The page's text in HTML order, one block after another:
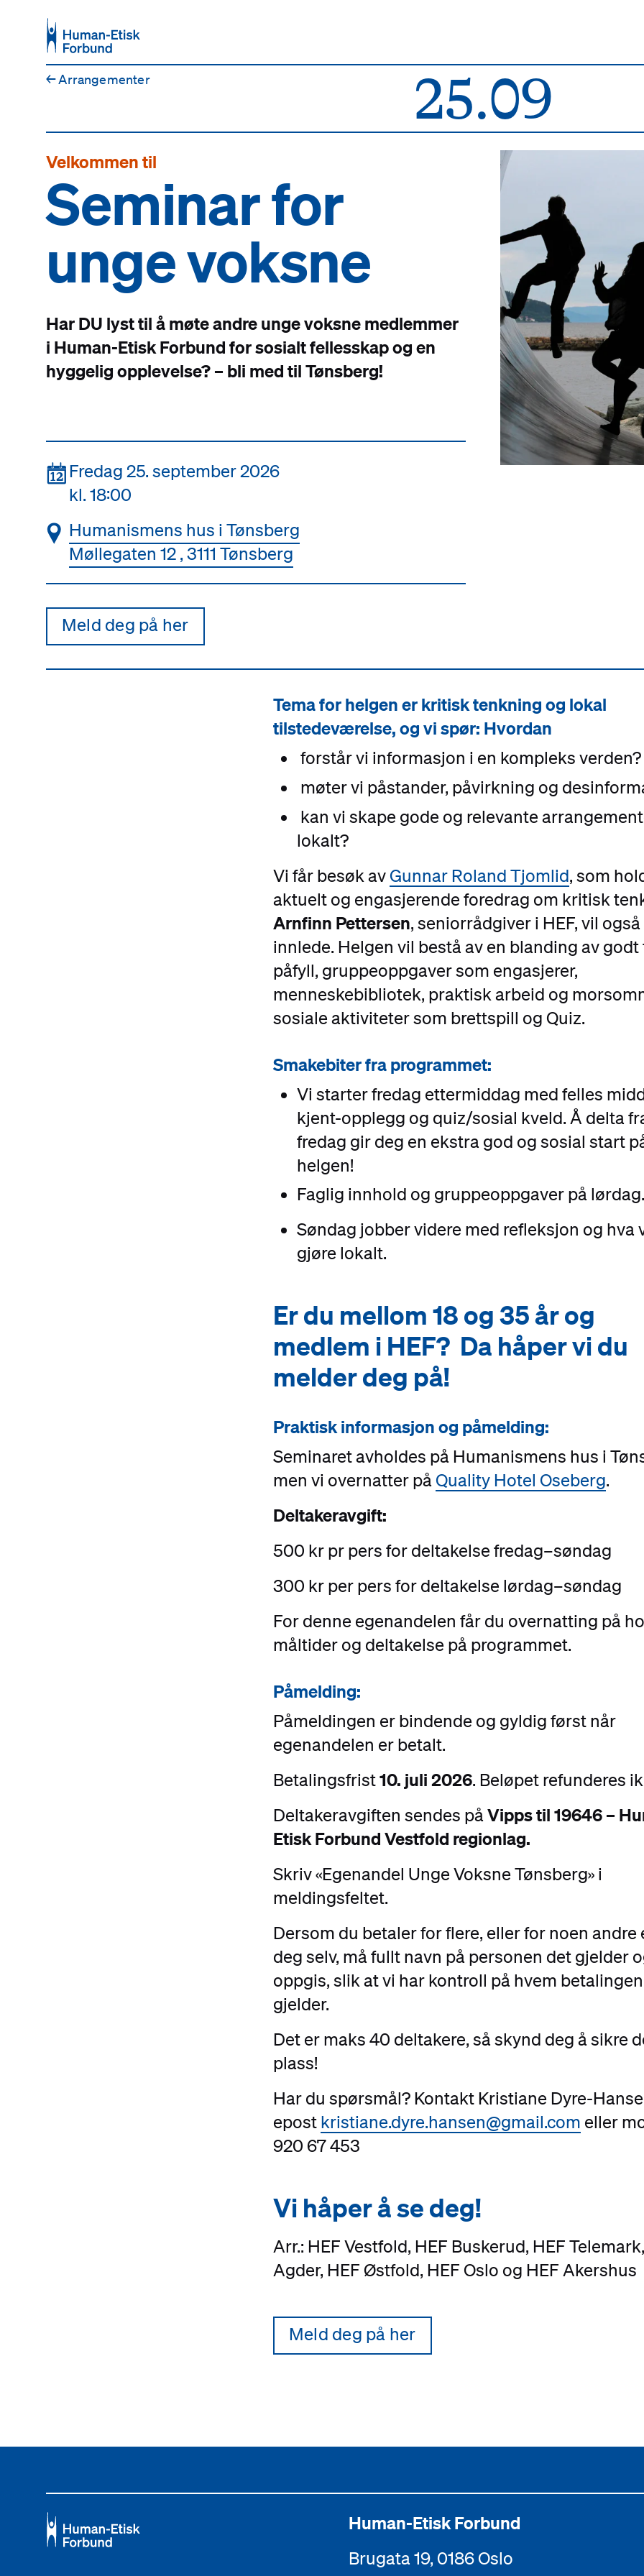
←Arrangementer 25.09
Velkommen til
Seminar for
unge voksne
Har DU lyst til å møte andre unge voksne medlemmer
i Human-Etisk Forbund for sosialt fellesskap og en
hyggelig opplevelse? – bli med til Tønsberg!
📆Fredag 25. september 2026
kl. 18:00
📍 Humanismens hus i Tønsberg
Møllegaten 12 , 3111 Tønsberg
Meld deg på her
Tema for helgen er kritisk tenkning og lokal
tilstedeværelse, og vi spør: Hvordan
forstår vi informasjon i en kompleks verden?
møter vi påstander, påvirkning og
kan vi skape gode og relevante
lokalt?
Vi får besøk av Gunnar Roland Tjomlid, som
aktuelt og engasjerende foredrag om kritisk
Arnfinn Pettersen, seniorrådgiver i HEF, vil også
innlede. Helgen vil bestå av en blanding av godt
påfyll, gruppeoppgaver som engasjerer,
menneskebibliotek, praktisk arbeid og
sosiale aktiviteter som brettspill og Quiz.
Smakebiter fra programmet:
Vi starter fredag ettermiddag med felles
kjent-opplegg og quiz/sosial kveld. Å delta
fredag gir deg en ekstra god og sosial start
helgen!
Faglig innhold og gruppeoppgaver på lørdag.
Søndag jobber videre med refleksjon og hva
gjøre lokalt.
#
Er du mellom 18 og 35 år og
medlem i HEF? Da håper vi du
melder deg på!
Praktisk informasjon og påmelding:
Seminaret avholdes på Humanismens hus i
men vi overnatter på Quality Hotel Oseberg.
Deltakeravgift:
500 kr pr pers for deltakelse fredag–søndag
300 kr per pers for deltakelse lørdag–søndag
For denne egenandelen får du overnatting på
måltider og deltakelse på programmet.
Påmelding:
Påmeldingen er bindende og gyldig først når
egenandelen er betalt.
Betalingsfrist10. juli 2026. Beløpet refunderes
Deltakeravgiften sendes på Vipps til 19646 –
Etisk Forbund Vestfold regionlag.
Skriv «Egenandel Unge Voksne Tønsberg» i
meldingsfeltet.
Dersom du betaler for flere, eller for noen andre
deg selv, må fullt navn på personen det gjelder
oppgis, slik at vi har kontroll på hvem betalingen
gjelder.
Det er maks 40 deltakere, så skynd deg å sikre
plass!
Har du spørsmål? Kontakt Kristiane Dyre-
epost kristiane.dyre.hansen@gmail.com eller
920 67 453
#
Vi håper å se deg!
Arr.: HEF Vestfold, HEF Buskerud, HEF
Agder, HEF Østfold, HEF Oslo og HEF Akershus
Meld deg på her
Human-Etisk Forbund
Brugata 19, 0186 Oslo